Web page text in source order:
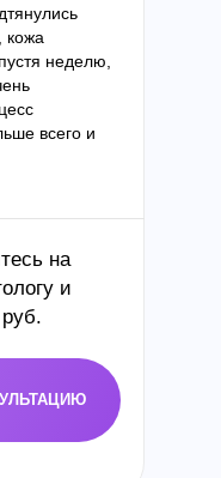
кожа
неделю,
всего и
на
и